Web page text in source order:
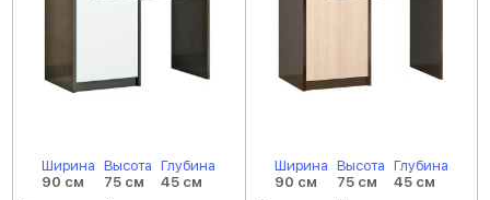
Ширина
90 см
Высота
75 см
Глубина
45 см
Ширина
90 см
Высота
75 см
Глубина
45 см